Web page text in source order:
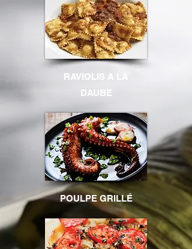
RAVIOLIS A LA
DAUBE
POULPE GRILLÉ